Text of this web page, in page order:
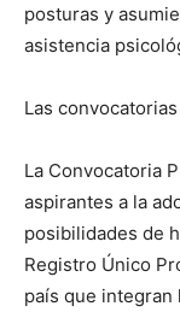
posturas y
asistencia
Las
La Convocatoria
aspirantes a la
posibilidades de
Registro Único
país que integran